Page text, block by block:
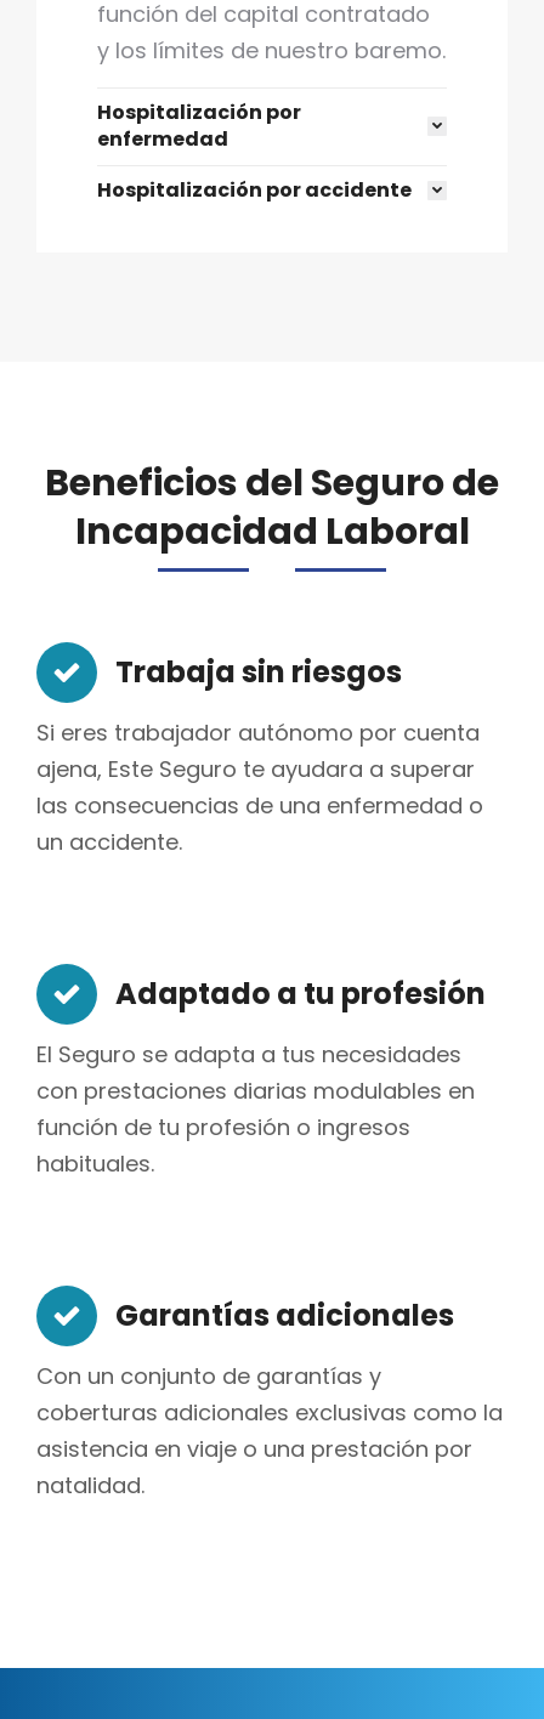
función del capital contratado
y los límites de nuestro baremo.
Hospitalización por
enfermedad
Hospitalización por accidente
Beneficios del Seguro de
Incapacidad Laboral
Trabaja sin riesgos
Si eres trabajador autónomo por cuenta
ajena, Este Seguro te ayudara a superar
las consecuencias de una enfermedad o
un accidente.
Adaptado a tu profesión
El Seguro se adapta a tus necesidades
con prestaciones diarias modulables en
función de tu profesión o ingresos
habituales.
Garantías adicionales
Con un conjunto de garantías y
coberturas adicionales exclusivas como la
asistencia en viaje o una prestación por
natalidad.